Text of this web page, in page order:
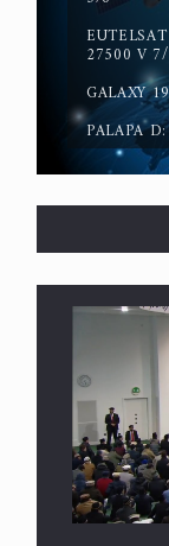
عليه
27500 V
GALAXY
PALAPA